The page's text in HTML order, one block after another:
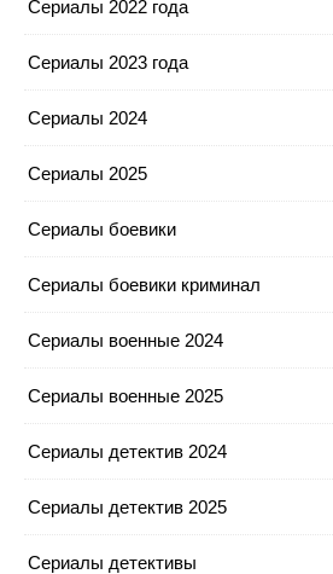
Сериалы 2022 года
Сериалы 2023 года
Сериалы 2024
Сериалы 2025
Сериалы боевики
Сериалы боевики криминал
Сериалы военные 2024
Сериалы военные 2025
Сериалы детектив 2024
Сериалы детектив 2025
Сериалы детективы